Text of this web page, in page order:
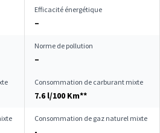
Efficacité énergétique
–
Norme de pollution
–
Consommation de carburant mixte
7.6 l/100 Km**
Consommation de gaz naturel mixte